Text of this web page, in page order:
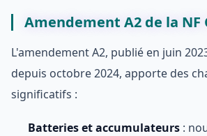
Amendement A2 de la NF
L'amendement A2, publié en juin
depuis octobre 2024, apporte des
significatifs :
Batteries et accumulateurs :